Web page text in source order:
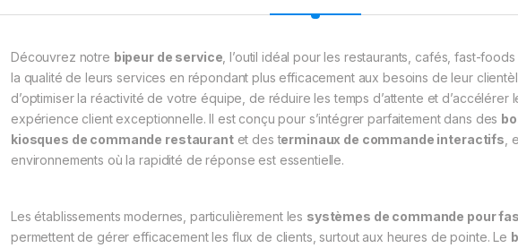
Découvrez notre bipeur de service , l’outil idéal pour les restaurants, cafés, fast-
la qualité de leurs services en répondant plus efficacement aux besoins de leur
d’optimiser la réactivité de votre équipe, de réduire les temps d’attente et d’accélérer
expérience client exceptionnelle. Il est conçu pour s’intégrer parfaitement dans des
kiosques de commande restaurantet des terminaux de commande interactifs ,
environnements où la rapidité de réponse est essentielle.
Les établissements modernes, particulièrement les systèmes de commande pour
permettent de gérer efficacement les flux de clients, surtout aux heures de pointe. Le